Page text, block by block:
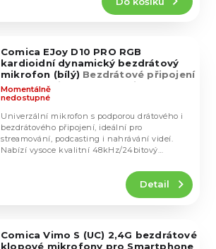
Comica EJoy D10 PRO RGB
kardioidní dynamický bezdrátový
mikrofon (bílý) Bezdrátové připojení
USB-C pro iPhone, Android,
notebooky
Momentálně
nedostupné
Detail
Univerzální mikrofon s podporou drátového i
bezdrátového připojení, ideální pro
streamování, podcasting i nahrávání videí.
Nabízí vysoce kvalitní 48kHz/24bitový
Comica Vimo S (UC) 2,4G bezdrátové
klopové mikrofony pro Smartphone